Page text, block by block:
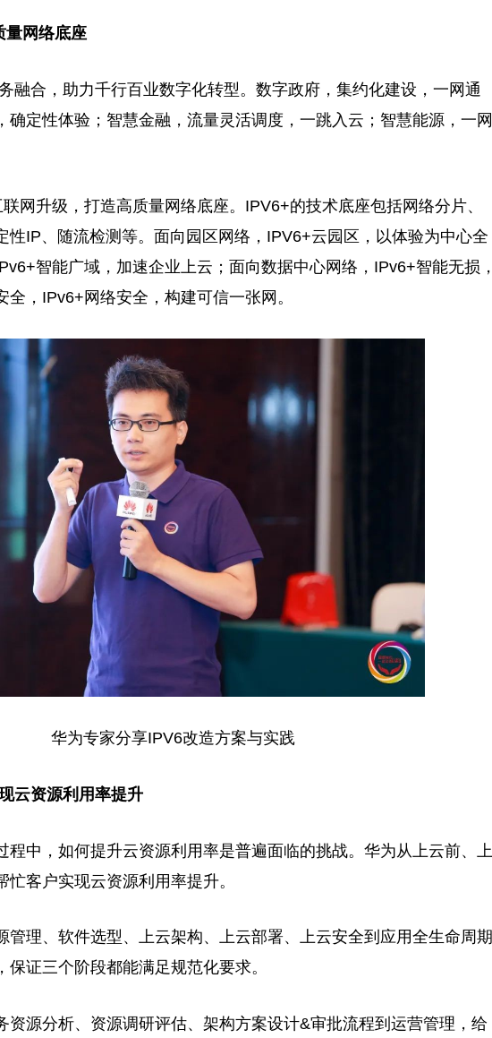
量网络底座
融合，助力千行百业数字化转型。数字政府，集约化建设，一网通
确定性体验；智慧金融，流量灵活调度，一跳入云；智慧能源，一网
网升级，打造高质量网络底座。IPV6+的技术底座包括网络分片、
性IP、随流检测等。面向园区网络，IPV6+云园区，以体验为中心全
智能广域，加速企业上云；面向数据中心网络，IPv6+智能无损，
，IPv6+网络安全，构建可信一张网。
华为专家分享IPV6改造方案与实践
云资源利用率提升
程中，如何提升云资源利用率是普遍面临的挑战。华为从上云前、上
客户实现云资源利用率提升。
管理、软件选型、上云架构、上云部署、上云安全到应用全生命周期
证三个阶段都能满足规范化要求。
资源分析、资源调研评估、架构方案设计&审批流程到运营管理，给